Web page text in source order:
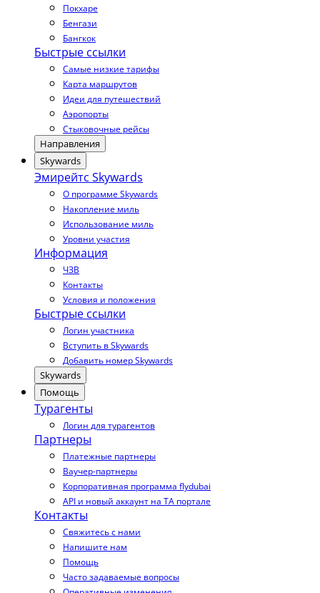
Покхаре
Бенгази
Бангкок
Быстрые ссылки
Самые низкие тарифы
Карта маршрутов
Идеи для путешествий
Аэропорты
Стыковочные рейсы
Направления
Skywards
Эмирейтс Skywards
О программе Skywards
Накопление миль
Использование миль
Уровни участия
Информация
ЧЗВ
Контакты
Условия и положения
Быстрые ссылки
Логин участника
Вступить в Skywards
Добавить номер Skywards
Skywards
Помощь
Турагенты
Логин для турагентов
Партнеры
Платежные партнеры
Ваучер-партнеры
Корпоративная программа flydubai
API и новый аккаунт на TA портале
Контакты
Свяжитесь с нами
Напишите нам
Помощь
Часто задаваемые вопросы